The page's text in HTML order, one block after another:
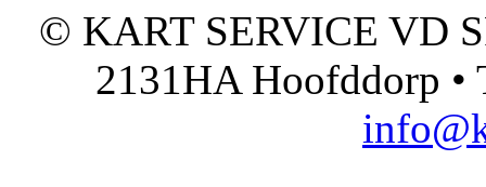
© KART SERVICE VD
2131HA Hoofddorp •